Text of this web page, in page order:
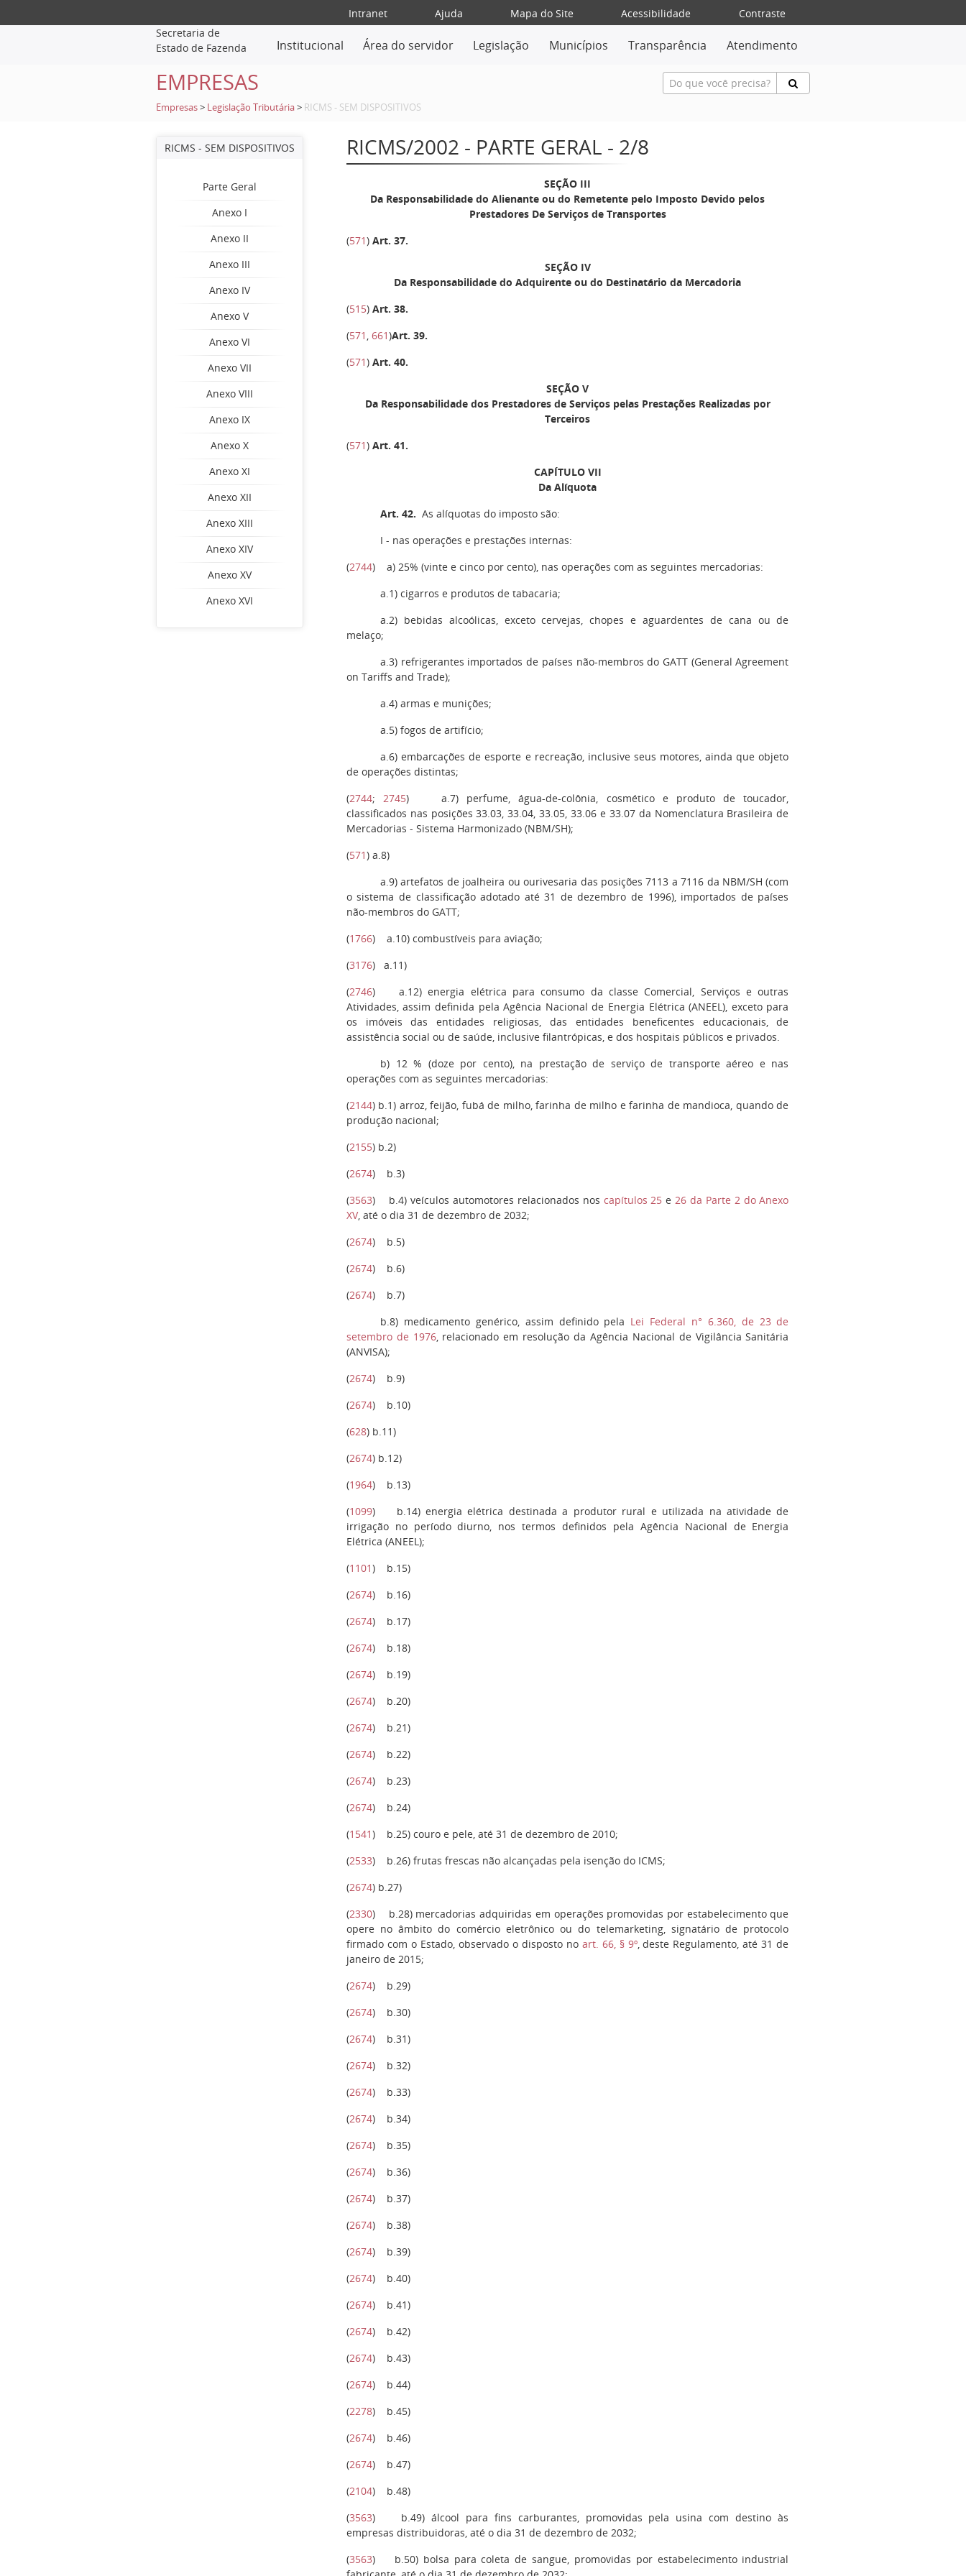
Intranet Ajuda Mapa do Site Acessibilidade
Contraste
Secretaria de
Estado de Fazenda
Institucional Área do servidor Legislação Municípios Transparência Atendimento
EMPRESAS
Empresas > Legislação Tributária > RICMS - SEM DISPOSITIVOS
RICMS - SEM DISPOSITIVOS
Parte Geral
Anexo I
Anexo II
Anexo III
Anexo IV
Anexo V
Anexo VI
Anexo VII
Anexo VIII
Anexo IX
Anexo X
Anexo XI
Anexo XII
Anexo XIII
Anexo XIV
Anexo XV
Anexo XVI
RICMS/2002 - PARTE GERAL - 2/8
SEÇÃO III
Da Responsabilidade do Alienante ou do Remetente pelo Imposto Devido pelos
Prestadores De Serviços de Transportes
(571) Art. 37.
SEÇÃO IV
Da Responsabilidade do Adquirente ou do Destinatário da Mercadoria
(515) Art. 38.
(571 , 661)Art. 39.
(571) Art. 40.
SEÇÃO V
Da Responsabilidade dos Prestadores de Serviços pelas Prestações Realizadas por
Terceiros
(571) Art. 41.
CAPÍTULO VII
Da Alíquota
Art. 42. As alíquotas do imposto são:
I - nas operações e prestações internas:
(2744) a) 25% (vinte e cinco por cento), nas operações com as seguintes mercadorias:
a.1) cigarros e produtos de tabacaria;
a.2) bebidas alcoólicas, exceto cervejas, chopes e aguardentes de cana ou de
melaço;
a.3) refrigerantes importados de países não-membros do GATT (General Agreement
on Tariffs and Trade);
a.4) armas e munições;
a.5)fogos de artifício;
a.6) embarcações de esporte e recreação, inclusive seus motores, ainda que objeto
de operações distintas;
(2744; 2745) a.7) perfume, água-de-colônia, cosmético e produto de toucador,
classificados nas posições 33.03, 33.04, 33.05, 33.06 e 33.07 da Nomenclatura Brasileira de
Mercadorias - Sistema Harmonizado (NBM/SH);
(571) a.8)
a.9) artefatos de joalheira ou ourivesaria das posições 7113 a 7116 da NBM/SH (com
o sistema de classificação adotado até 31 de dezembro de 1996), importados de países
não-membros do GATT;
(1766) a.10) combustíveis para aviação;
(3176) a.11)
(2746)a.12) energia elétrica para consumo da classe Comercial, Serviços e outras
Atividades, assim definida pela Agência Nacional de Energia Elétrica (ANEEL), exceto para
os imóveis das entidades religiosas, das entidades beneficentes educacionais, de
assistência social ou de saúde, inclusive filantrópicas, e dos hospitais públicos e privados.
b) 12 % (doze por cento), na prestação de serviço de transporte aéreo e nas
operações com as seguintes mercadorias:
(2144) b.1) arroz, feijão, fubá de milho, farinha de milho e farinha de mandioca, quando de
produção nacional;
(2155) b.2)
(2674) b.3)
(3563) b.4) veículos automotores relacionados nos capítulos 25 e26 da Parte 2 do Anexo
XV, até o dia 31 de dezembro de 2032;
(2674) b.5)
(2674) b.6)
(2674) b.7)
b.8) medicamento genérico, assim definido pela Lei Federal n° 6.360, de 23 de
setembro de 1976, relacionado em resolução da Agência Nacional de Vigilância Sanitária
(ANVISA);
(2674) b.9)
(2674) b.10)
(628) b.11)
(2674) b.12)
(1964) b.13)
(1099) b.14) energia elétrica destinada a produtor rural e utilizada na atividade de
irrigação no período diurno, nos termos definidos pela Agência Nacional de Energia
Elétrica (ANEEL);
(1101) b.15)
(2674) b.16)
(2674) b.17)
(2674) b.18)
(2674) b.19)
(2674) b.20)
(2674) b.21)
(2674) b.22)
(2674) b.23)
(2674) b.24)
(1541) b.25) couro e pele, até 31 de dezembro de 2010;
(2533) b.26)frutas frescas não alcançadas pela isenção do ICMS;
(2674) b.27)
(2330) b.28)mercadorias adquiridas em operações promovidas por estabelecimento que
opere no âmbito do comércio eletrônico ou do telemarketing, signatário de protocolo
firmado com o Estado, observado o disposto no art. 66, § 9º, deste Regulamento, até 31 de
janeiro de 2015;
(2674) b.29)
(2674) b.30)
(2674) b.31)
(2674) b.32)
(2674) b.33)
(2674) b.34)
(2674) b.35)
(2674) b.36)
(2674) b.37)
(2674) b.38)
(2674) b.39)
(2674) b.40)
(2674) b.41)
(2674) b.42)
(2674) b.43)
(2674) b.44)
(2278) b.45)
(2674) b.46)
(2674) b.47)
(2104) b.48)
(3563) b.49) álcool para fins carburantes, promovidas pela usina com destino às
empresas distribuidoras, até o dia 31 de dezembro de 2032;
(3563) b.50) bolsa para coleta de sangue, promovidas por estabelecimento industrial